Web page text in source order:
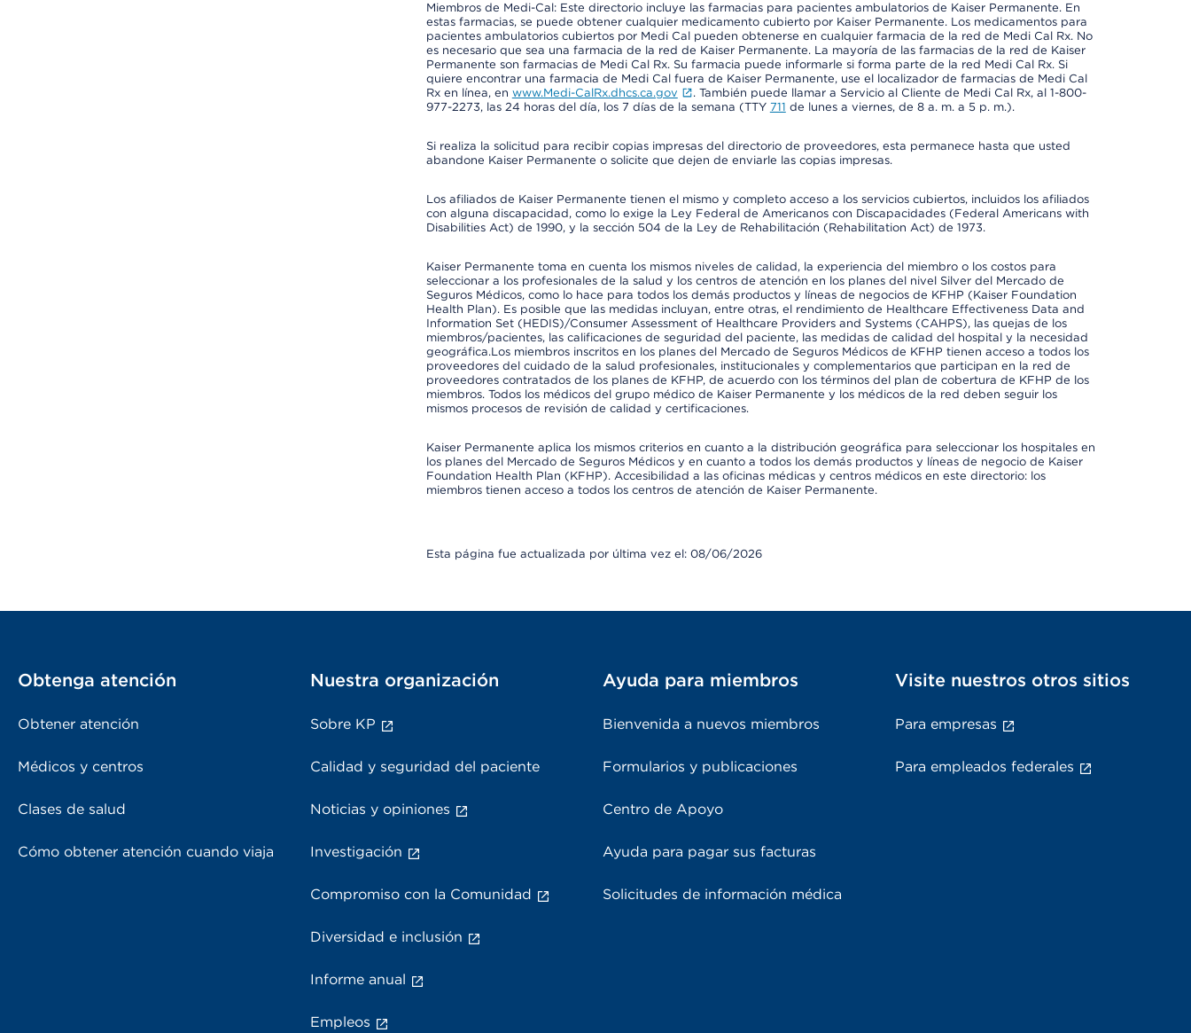
Miembros de Medi-Cal: Este directorio incluye las farmacias para pacientes ambulatorios de Kaiser Permanente. En
estas farmacias, se puede obtener cualquier medicamento cubierto por Kaiser Permanente. Los medicamentos para
pacientes ambulatorios cubiertos por Medi Cal pueden obtenerse en cualquier farmacia de la red de Medi Cal Rx. No
es necesario que sea una farmacia de la red de Kaiser Permanente. La mayoría de las farmacias de la red de Kaiser
Permanente son farmacias de Medi Cal Rx. Su farmacia puede informarle si forma parte de la red Medi Cal Rx. Si
quiere encontrar una farmacia de Medi Cal fuera de Kaiser Permanente, use el localizador de farmacias de Medi Cal
Rx en línea, en www.Medi-CalRx.dhcs.ca.gov
. También puede llamar a Servicio al Cliente de Medi Cal Rx, al 1-800-
977-2273, las 24 horas del día, los 7 días de la semana (TTY 711 de lunes a viernes, de 8 a. m. a 5 p. m.).
Si realiza la solicitud para recibir copias impresas del directorio de proveedores, esta permanece hasta que usted
abandone Kaiser Permanente o solicite que dejen de enviarle las copias impresas.
Los afiliados de Kaiser Permanente tienen el mismo y completo acceso a los servicios cubiertos, incluidos los afiliados
con alguna discapacidad, como lo exige la Ley Federal de Americanos con Discapacidades (Federal Americans with
Disabilities Act) de 1990, y la sección 504 de la Ley de Rehabilitación (Rehabilitation Act) de 1973.
Kaiser Permanente toma en cuenta los mismos niveles de calidad, la experiencia del miembro o los costos para
seleccionar a los profesionales de la salud y los centros de atención en los planes del nivel Silver del Mercado de
Seguros Médicos, como lo hace para todos los demás productos y líneas de negocios de KFHP (Kaiser Foundation
Health Plan). Es posible que las medidas incluyan, entre otras, el rendimiento de Healthcare Effectiveness Data and
Information Set (HEDIS)/Consumer Assessment of Healthcare Providers and Systems (CAHPS), las quejas de los
miembros/pacientes, las calificaciones de seguridad del paciente, las medidas de calidad del hospital y la necesidad
geográfica.Los miembros inscritos en los planes del Mercado de Seguros Médicos de KFHP tienen acceso a todos los
proveedores del cuidado de la salud profesionales, institucionales y complementarios que participan en la red de
proveedores contratados de los planes de KFHP, de acuerdo con los términos del plan de cobertura de KFHP de los
miembros. Todos los médicos del grupo médico de Kaiser Permanente y los médicos de la red deben seguir los
mismos procesos de revisión de calidad y certificaciones.
Kaiser Permanente aplica los mismos criterios en cuanto a la distribución geográfica para seleccionar los hospitales en
los planes del Mercado de Seguros Médicos y en cuanto a todos los demás productos y líneas de negocio de Kaiser
Foundation Health Plan (KFHP). Accesibilidad a las oficinas médicas y centros médicos en este directorio: los
miembros tienen acceso a todos los centros de atención de Kaiser Permanente.
Esta página fue actualizada por última vez el: 08/06/2026
Obtenga atención
Obtener atención
Médicos y centros
Clases de salud
Cómo obtener atención cuando viaja
Nuestra organización
Sobre KP
Calidad y seguridad del paciente
Noticias y opiniones
Investigación
Compromiso con la Comunidad
Diversidad e inclusión
Informe anual
Empleos
Ayuda para miembros
Bienvenida a nuevos miembros
Formularios y publicaciones
Centro de Apoyo
Ayuda para pagar sus facturas
Solicitudes de información médica
Visite nuestros otros sitios
Para empresas
Para empleados federales